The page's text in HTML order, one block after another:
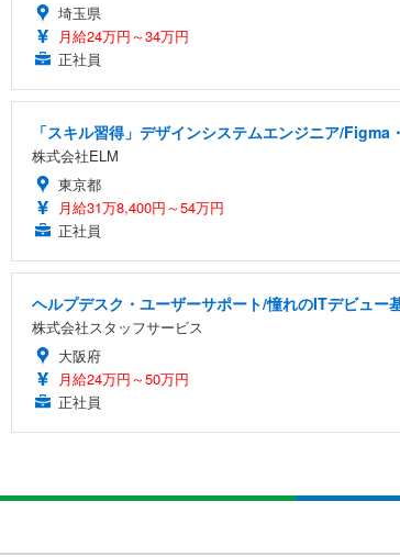
埼玉県
月給24万円～34万円
正社員
「スキル習得」デザインシステムエンジニア/
株式会社ELM
東京都
月給31万8,400円～54万円
正社員
ヘルプデスク・ユーザーサポート/憧れのITデビュー
株式会社スタッフサービス
大阪府
月給24万円～50万円
正社員